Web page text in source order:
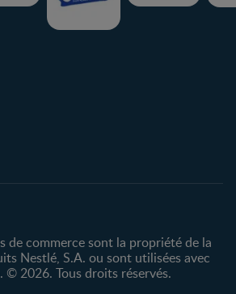
de commerce sont la propriété de la
Nestlé, S.A. ou sont utilisées avec
© 2026. Tous droits réservés.